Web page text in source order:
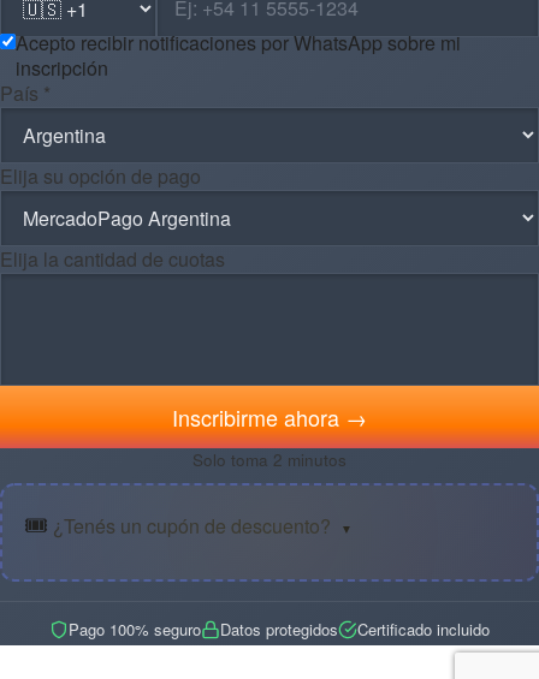
Acepto recibir notificaciones por WhatsApp sobre mi
inscripción
País *
Elija su opción de pago
Elija la cantidad de cuotas
Inscribirme ahora →
Solo toma 2 minutos
🎟️ ¿Tenés un cupón de descuento? ▼
Pago 100% seguro Datos protegidos Certificado incluido